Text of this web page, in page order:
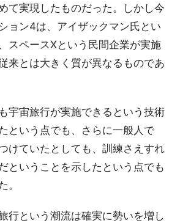
て実現したものだった。しかし今
ョン4は、アイザックマン氏とい
スペースXという民間企業が実施
来とは大きく質が異なるものであ
宇宙旅行が実施できるという技術
という点でも、さらに一般人で
けていたとしても、訓練さえすれ
ということを示したという点でも
。
行という潮流は確実に勢いを増し